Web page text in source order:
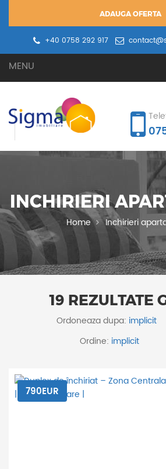
ADAUGA OFERTA
+40 0758 292 917
MENU
INCHIRIERI
Home Inchirieri
19 REZULTATE
Ordoneaza dupa:
Ordine:
790EUR